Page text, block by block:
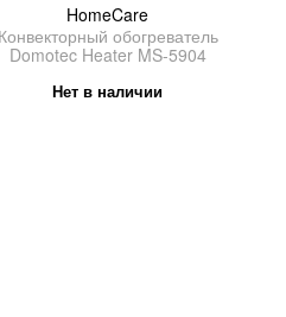
HomeCare
Конвекторный обогреватель
Domotec Heater MS-5904
Нет в наличии